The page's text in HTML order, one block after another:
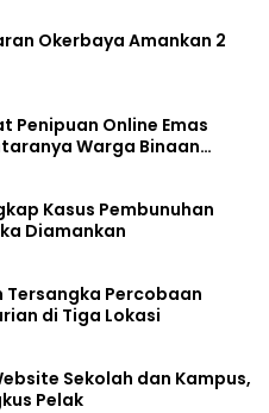
Okerbaya Amankan 2
Penipuan Online Emas
Warga Binaan
Kasus Pembunuhan
Diamankan
Tersangka Percobaan
di Tiga Lokasi
Sekolah dan Kampus,
Pelak